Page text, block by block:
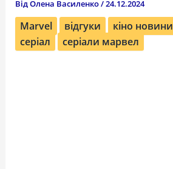
ВідОлена Василенко/24.12.2024
Marvel відгуки кіно новини
серіал
серіали марвел